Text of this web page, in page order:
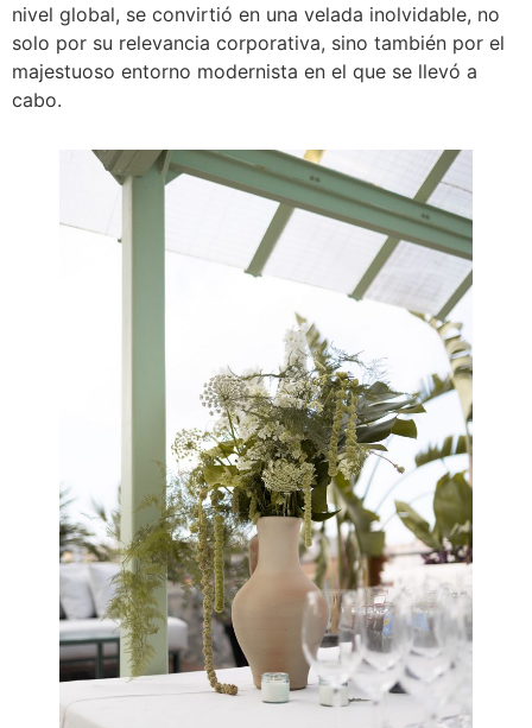
nivel global, se convirtió en una velada inolvidable, no
solo por su relevancia corporativa, sino también por el
majestuoso entorno modernista en el que se llevó a
cabo.